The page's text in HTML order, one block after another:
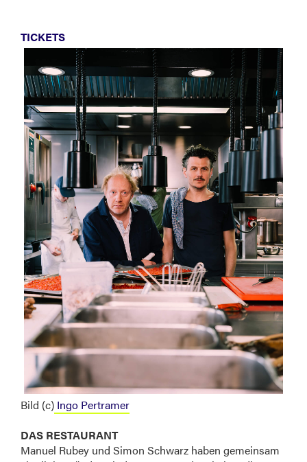
TICKETS
Bild (c) Ingo Pertramer
DAS RESTAURANT
Manuel Rubey und Simon Schwarz haben gemeinsam